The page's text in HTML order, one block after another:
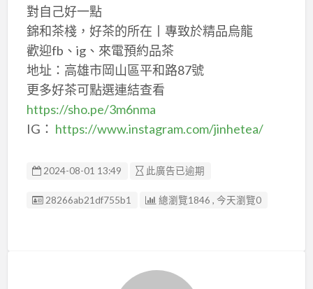
對自己好一點
錦和茶棧，好茶的所在丨專致於精品烏龍
歡迎fb、ig、來電預約品茶
地址：高雄市岡山區平和路87號
更多好茶可點選連結查看
https://sho.pe/3m6nma
IG： https://www.instagram.com/jinhetea/
2024-08-01 13:49 此廣告已逾期
廣告编號
28266ab21df755b1 總瀏覽1846 , 今天瀏覽0